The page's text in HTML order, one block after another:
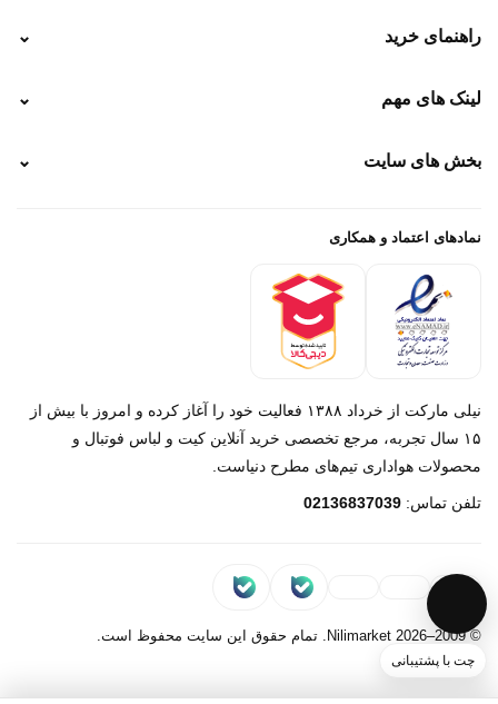
راهنمای خرید ⌄
نحوه پرداخت
راهنمای سفارش
لینک های مهم ⌄
رهگیری تیپاکس
خرید لباس جدید بارسلونا 2025/2026
بخش های سایت ⌄
پرداخت باز
تماس با ما
نمادهای اعتماد و همکاری
نیلی مارکت از خرداد ۱۳۸۸ فعالیت خود را آغاز کرده و امروز با بیش از
۱۵ سال تجربه، مرجع تخصصی خرید آنلاین کیت و لباس فوتبال و
محصولات هواداری تیم‌های مطرح دنیاست.
تلفن تماس: 02136837039
© 2009–2026 Nilimarket. تمام حقوق این سایت محفوظ است.
چت با پشتیبانی
پشتیبانی روبیکا‌
پشتیبانی بله